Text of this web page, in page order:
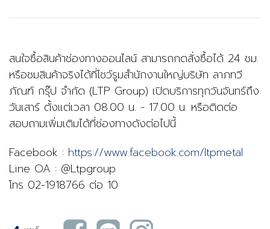
สนใจซื้อสินค้าช่องทางออนไลน์ สามารถกดสั่งซื้อได้ 24 ชม.
หรือชมสินค้าจริงได้ที่โชว์รูมสำนักงานใหญ่บริษัท ลาภทวี
ภัณฑ์ กรุ๊ป จำกัด (LTP Group) เปิดบริการทุกวันจันทร์ถึง
วันเสาร์ ตั้งแต่เวลา 08.00 น. - 17.00 น. หรือติดต่อ
สอบถามเพิ่มเติมได้ที่ช่องทางดังต่อไปนี้
Facebook : https://www.facebook.com/ltpmetal
Line OA : @Ltpgroup
โทร 02-1918766 ต่อ 10